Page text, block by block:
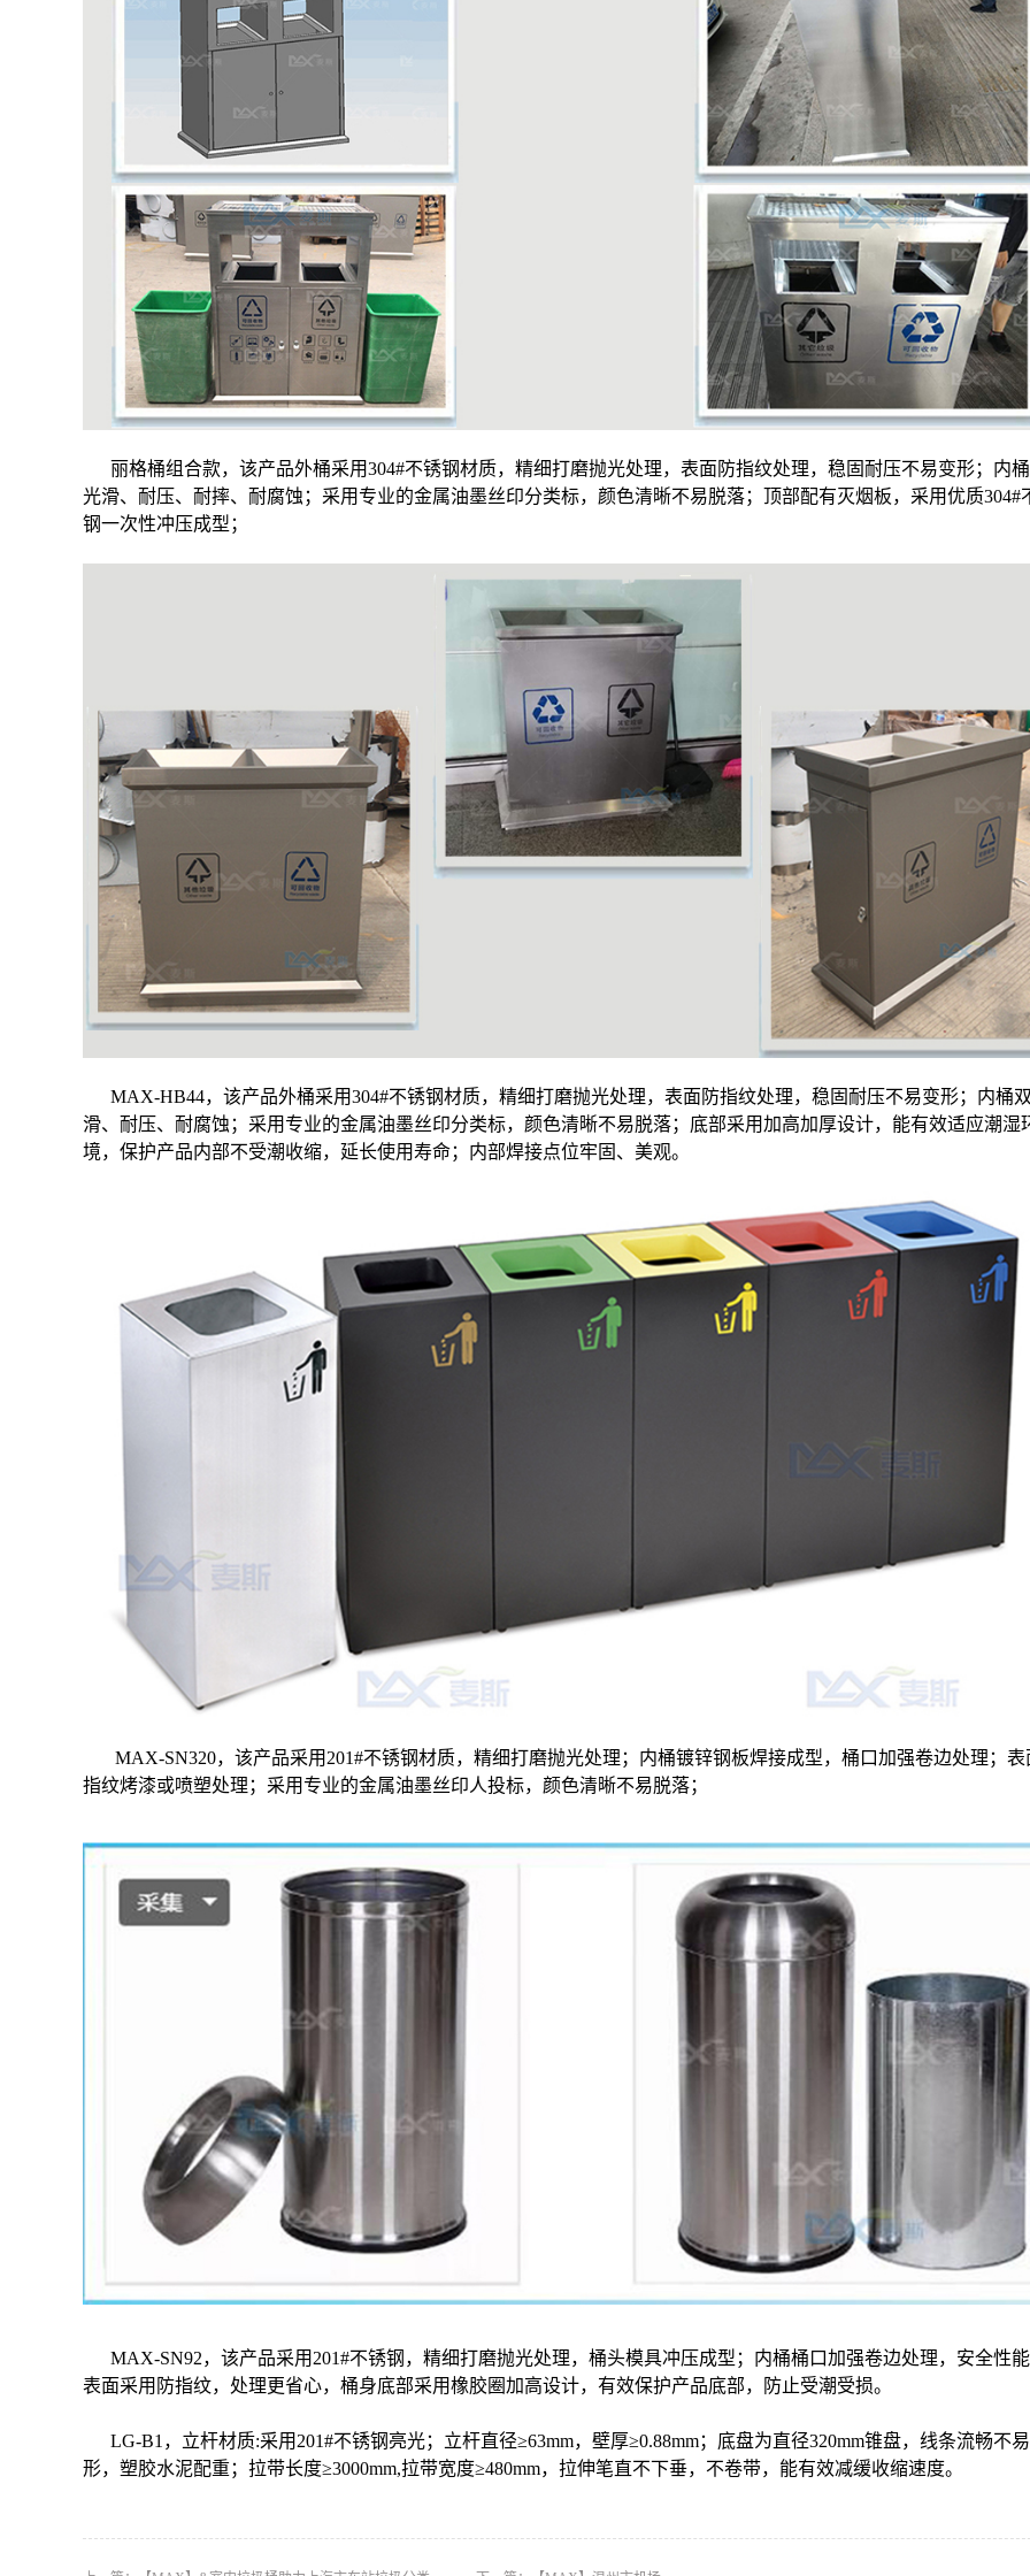
丽格桶组合款，该产品外桶采用304#不锈钢材质，精细打磨抛光处理，表面防指纹处理，稳固耐压不易变形；内
光滑、耐压、耐摔、耐腐蚀；采用专业的金属油墨丝印分类标，颜色清晰不易脱落；顶部配有灭烟板，采用优质304#
钢一次性冲压成型；
MAX-HB44，该产品外桶采用304#不锈钢材质，精细打磨抛光处理，表面防指纹处理，稳固耐压不易变形；内桶
滑、耐压、耐腐蚀；采用专业的金属油墨丝印分类标，颜色清晰不易脱落；底部采用加高加厚设计，能有效适应潮湿
境，保护产品内部不受潮收缩，延长使用寿命；内部焊接点位牢固、美观。
MAX-SN320，该产品采用201#不锈钢材质，精细打磨抛光处理；内桶镀锌钢板焊接成型，桶口加强卷边处理；表
指纹烤漆或喷塑处理；采用专业的金属油墨丝印人投标，颜色清晰不易脱落；
MAX-SN92，该产品采用201#不锈钢，精细打磨抛光处理，桶头模具冲压成型；内桶桶口加强卷边处理，安全性
表面采用防指纹，处理更省心，桶身底部采用橡胶圈加高设计，有效保护产品底部，防止受潮受损。
LG-B1，立杆材质:采用201#不锈钢亮光；立杆直径≥63mm，壁厚≥0.88mm；底盘为直径320mm锥盘，线条流畅不
形，塑胶水泥配重；拉带长度≥3000mm,拉带宽度≥480mm，拉伸笔直不下垂，不卷带，能有效减缓收缩速度。